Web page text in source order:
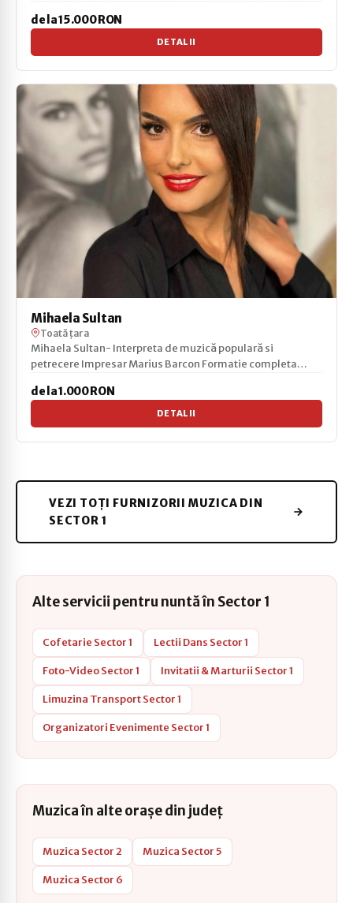
de la 15.000 RON
DETALII
Mihaela Sultan
Toată țara
Mihaela Sultan- Interpreta de muzică populară si
petrecere Impresar Marius Barcon Formatie completa
de la 1.000 RON
DETALII
VEZI TOȚI FURNIZORII MUZICA DIN
SECTOR 1
Alte servicii pentru nuntă în Sector 1
Cofetarie Sector 1 Lectii Dans Sector 1
Foto-Video Sector 1 Invitatii & Marturii Sector 1
Limuzina Transport Sector 1
Organizatori Evenimente Sector 1
Muzica în alte orașe din județ
Muzica Sector 2 Muzica Sector 5
Muzica Sector 6